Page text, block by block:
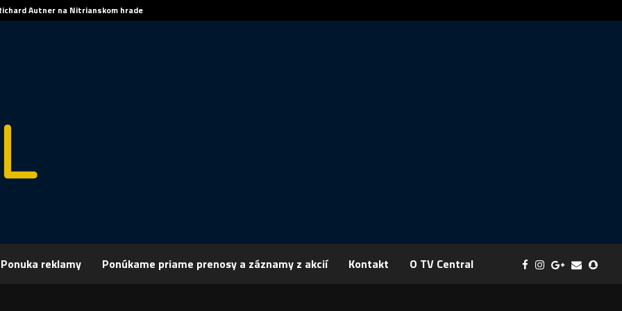
Autner na Nitrianskom hrade
Ponuka reklamy Ponúkame priame prenosy a záznamy z akcií Kontakt O TV Central